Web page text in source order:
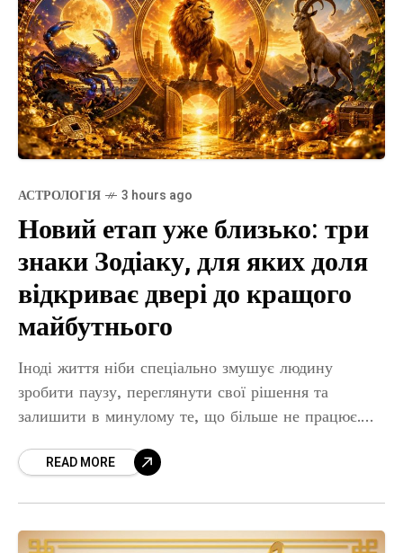
АСТРОЛОГІЯ 3 hours ago
Новий етап уже близько: три
знаки Зодіаку, для яких доля
відкриває двері до кращого
майбутнього
Іноді життя ніби спеціально змушує людину
зробити паузу, переглянути свої рішення та
залишити в минулому те, що більше не працює.
приходить момент, коли обставини
READ MORE